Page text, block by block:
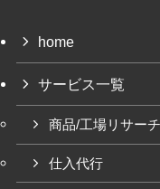
home
サービス一覧
商品/工場リサーチ
仕入代行